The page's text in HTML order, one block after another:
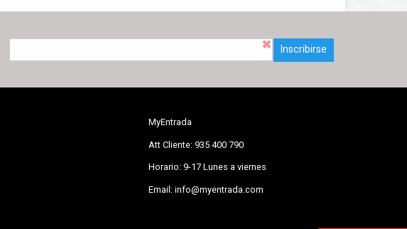
Inscribirse
MyEntrada
Att Cliente: 935 400 790
Horario: 9-17 Lunes a viernes
Email: info@myentrada.com